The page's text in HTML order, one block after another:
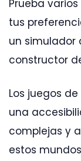
Prueba
tus
un
constructor
Los juegos
una
complejas y
estos